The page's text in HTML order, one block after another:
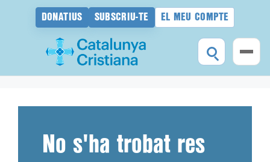
DONATIUS SUBSCRIU-TE EL MEU COMPTE
No s'ha trobat res